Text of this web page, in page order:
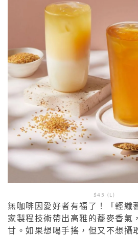
$45 (L)
無咖啡因愛好者有福了！「輕纖
家製程技術帶出高雅的蕎麥香氣
甘。如果想喝手搖，但又不想攝